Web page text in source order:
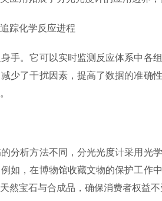
踪化学反应进程
。它可以实时监测反应体系中各
少了干扰因素，提高了数据的准
析方法不同，分光光度计采用光
如，在博物馆收藏文物的保护工
然宝石与合成品，确保消费者权益不